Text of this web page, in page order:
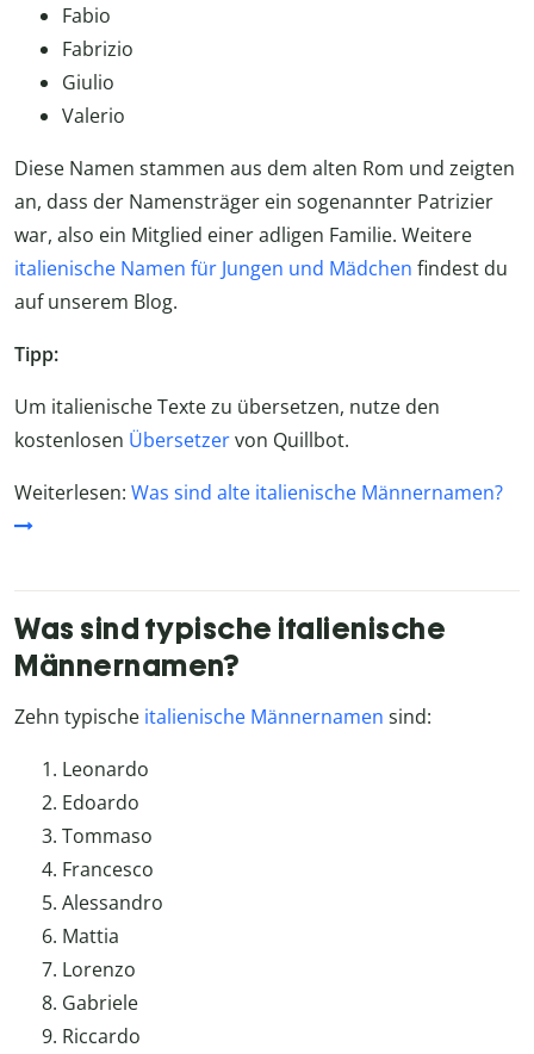
Fabio
Fabrizio
Giulio
Valerio
Diese Namen stammen aus dem alten Rom und zeigten
an, dass der Namensträger ein sogenannter Patrizier
war, also ein Mitglied einer adligen Familie. Weitere
italienische Namen für Jungen und Mädchen findest du
auf unserem Blog.
Tipp:
Um italienische Texte zu übersetzen, nutze den
kostenlosen Übersetzervon Quillbot.
Weiterlesen: Was sind alte italienische Männernamen?
Was sind typische italienische
Männernamen?
Zehn typische italienische Männernamen sind:
Leonardo
Edoardo
Tommaso
Francesco
Alessandro
Mattia
Lorenzo
Gabriele
Riccardo